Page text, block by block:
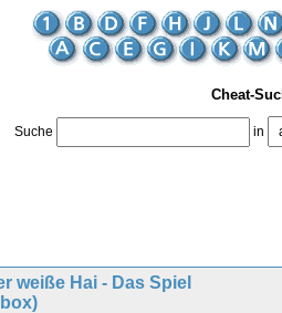
Cheat-
Suche in
weiße Hai - Das Spiel